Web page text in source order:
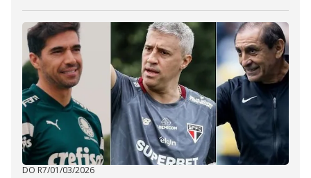
DO R7/01/03/2026